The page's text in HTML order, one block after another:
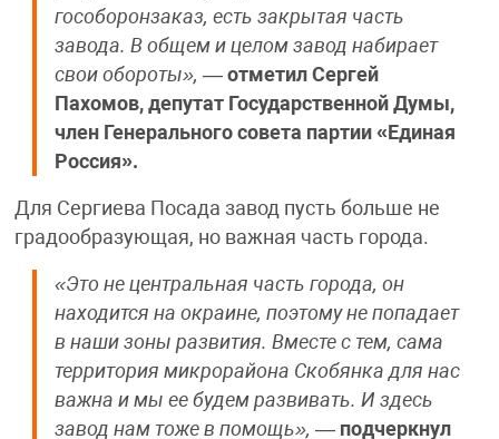
гособоронзаказ, есть закрытая часть
завода. В общем и целом завод набирает
свои обороты», — отметил Сергей
Пахомов, депутат Государственной Думы,
член Генерального совета партии «Единая
Россия».
Для Сергиева Посада завод пусть больше не
градообразующая, но важная часть города.
«Это не центральная часть города, он
находится на окраине, поэтому не попадает
в наши зоны развития. Вместе с тем, сама
территория микрорайона Скобянка для нас
важна и мы ее будем развивать. И здесь
завод нам тоже в помощь», — подчеркнул